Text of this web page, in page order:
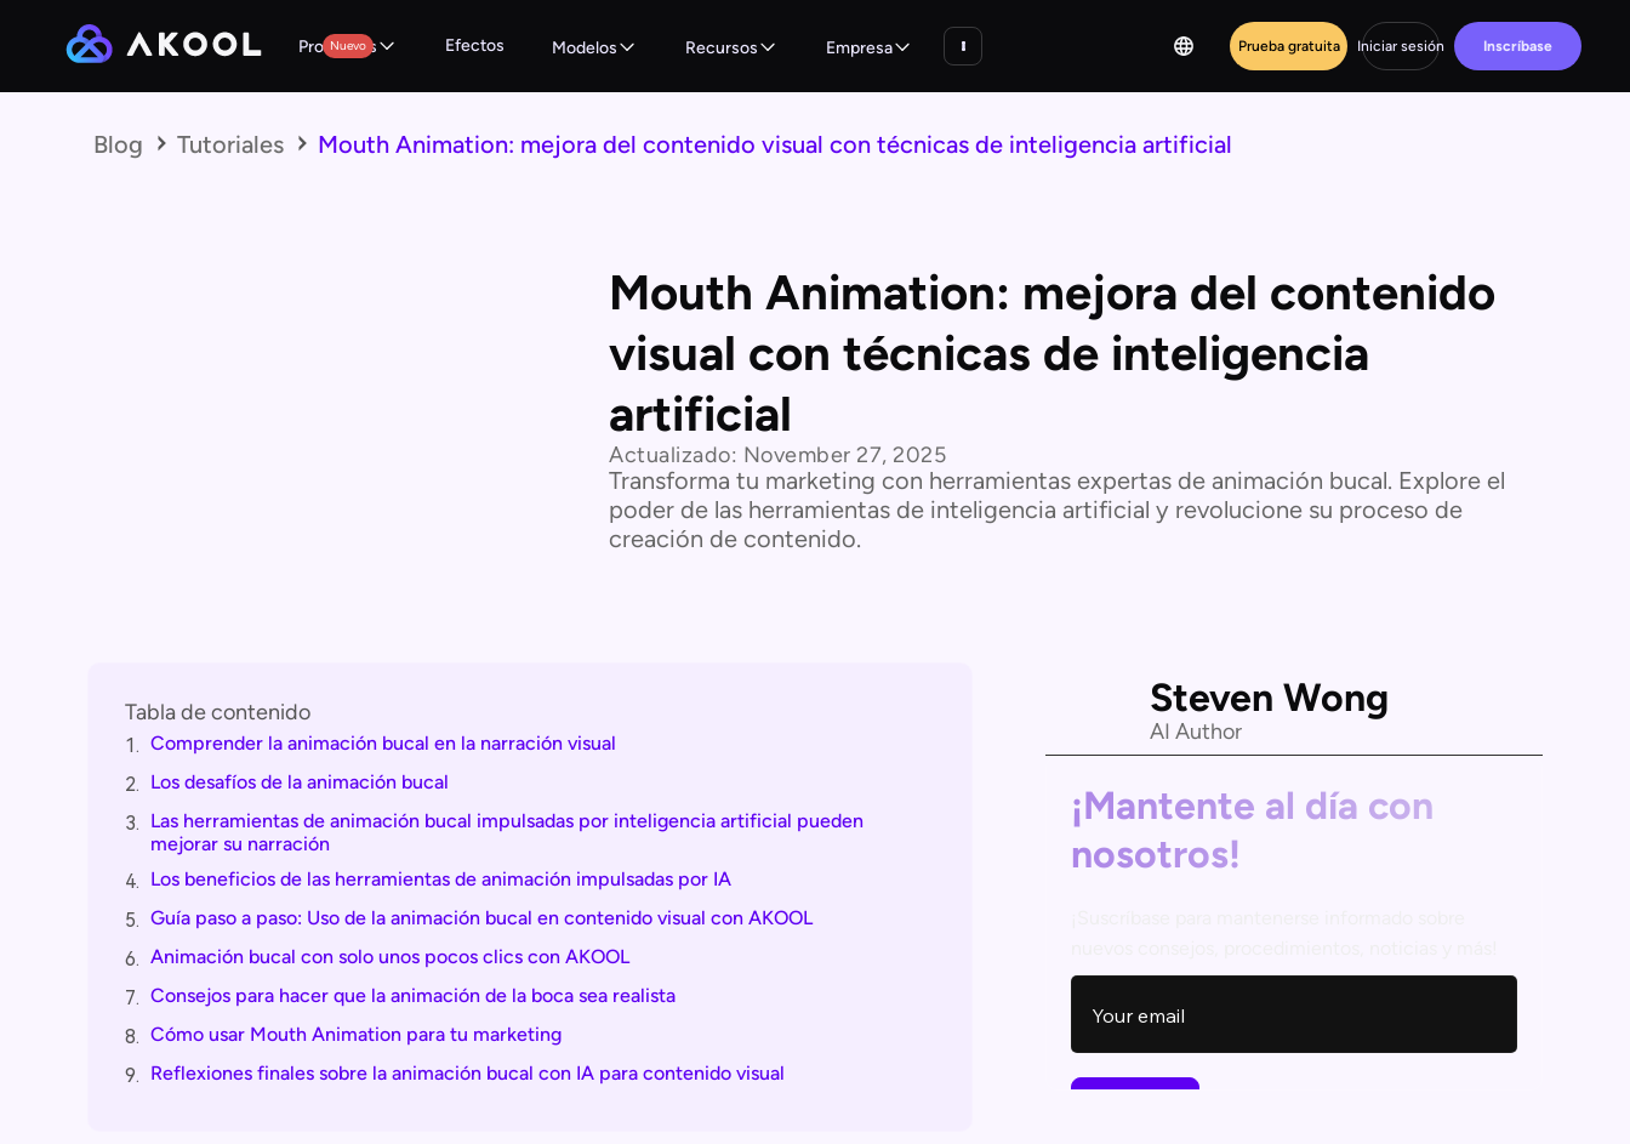
Productos
Nuevo Efectos Modelos Recursos Empresa Prueba gratuita Iniciar sesión Inscríbase
Blog Tutoriales Mouth Animation: mejora del contenido visual con técnicas de inteligencia artificial
Mouth Animation: mejora del contenido
visual con técnicas de inteligencia
artificial
Actualizado: November 27, 2025
Transforma tu marketing con herramientas expertas de animación bucal. Explore el
poder de las herramientas de inteligencia artificial y revolucione su proceso de
creación de contenido.
Tabla de contenido
1. Comprender la animación bucal en la narración visual
2. Los desafíos de la animación bucal
3. Las herramientas de animación bucal impulsadas por inteligencia artificial pueden
mejorar su narración
4. Los beneficios de las herramientas de animación impulsadas por IA
5. Guía paso a paso: Uso de la animación bucal en contenido visual con AKOOL
6. Animación bucal con solo unos pocos clics con AKOOL
7. Consejos para hacer que la animación de la boca sea realista
8. Cómo usar Mouth Animation para tu marketing
9. Reflexiones finales sobre la animación bucal con IA para contenido visual
Steven Wong
AI Author
¡Mantente al día con
nosotros!